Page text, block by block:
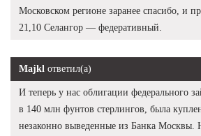
Московском регионе заранее спасибо, и
21,10 Селангор — федеративный.
Majkl ответил(а)
И теперь у нас облигации федерального
в 140 млн фунтов стерлингов, была
незаконно выведенные из Банка Москвы.